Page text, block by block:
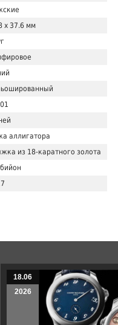
x 37.6 мм
аллигатора
из 18-каратного золота
18.06
2026